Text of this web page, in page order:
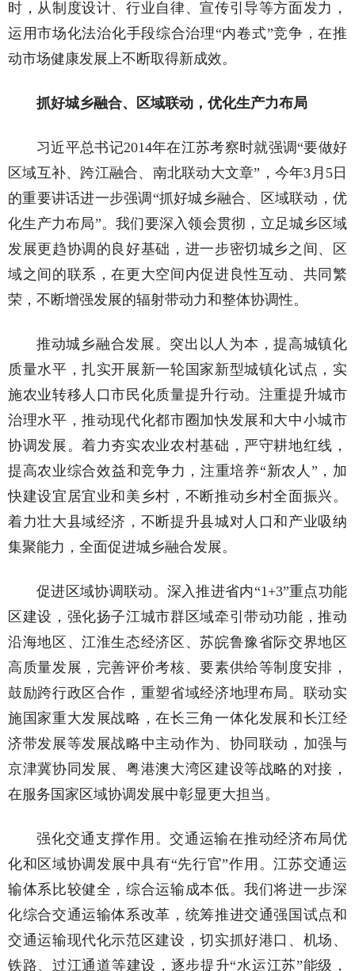
时，从制度设计、行业自律、宣传引导等方面发力，
运用市场化法治化手段综合治理“内卷式”竞争，在推
动市场健康发展上不断取得新成效。
抓好城乡融合、区域联动，优化生产力布局
习近平总书记2014年在江苏考察时就强调“要做好
区域互补、跨江融合、南北联动大文章”，今年3月5日
的重要讲话进一步强调“抓好城乡融合、区域联动，优
化生产力布局”。我们要深入领会贯彻，立足城乡区域
发展更趋协调的良好基础，进一步密切城乡之间、区
域之间的联系，在更大空间内促进良性互动、共同繁
荣，不断增强发展的辐射带动力和整体协调性。
推动城乡融合发展。突出以人为本，提高城镇化
质量水平，扎实开展新一轮国家新型城镇化试点，实
施农业转移人口市民化质量提升行动。注重提升城市
治理水平，推动现代化都市圈加快发展和大中小城市
协调发展。着力夯实农业农村基础，严守耕地红线，
提高农业综合效益和竞争力，注重培养“新农人”，加
快建设宜居宜业和美乡村，不断推动乡村全面振兴。
着力壮大县域经济，不断提升县城对人口和产业吸纳
集聚能力，全面促进城乡融合发展。
促进区域协调联动。深入推进省内“1+3”重点功能
区建设，强化扬子江城市群区域牵引带动功能，推动
沿海地区、江淮生态经济区、苏皖鲁豫省际交界地区
高质量发展，完善评价考核、要素供给等制度安排，
鼓励跨行政区合作，重塑省域经济地理布局。联动实
施国家重大发展战略，在长三角一体化发展和长江经
济带发展等发展战略中主动作为、协同联动，加强与
京津冀协同发展、粤港澳大湾区建设等战略的对接，
在服务国家区域协调发展中彰显更大担当。
强化交通支撑作用。交通运输在推动经济布局优
化和区域协调发展中具有“先行官”作用。江苏交通运
输体系比较健全，综合运输成本低。我们将进一步深
化综合交通运输体系改革，统筹推进交通强国试点和
交通运输现代化示范区建设，切实抓好港口、机场、
铁路、过江通道等建设，逐步提升“水运江苏”能级，